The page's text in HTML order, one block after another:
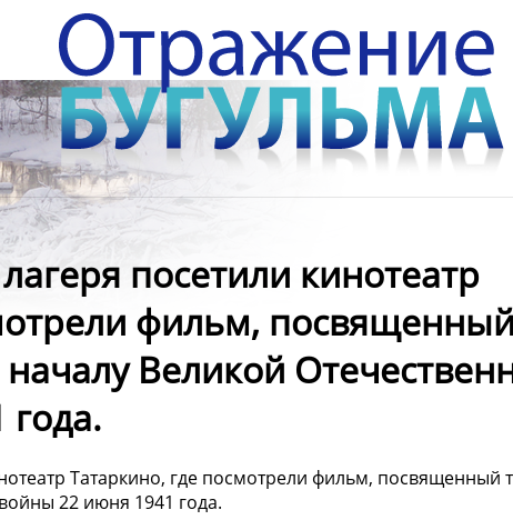
посетили кинотеатр
фильм, посвященный
Великой
Татаркино, где посмотрели фильм, посвященный
22 июня 1941 года.